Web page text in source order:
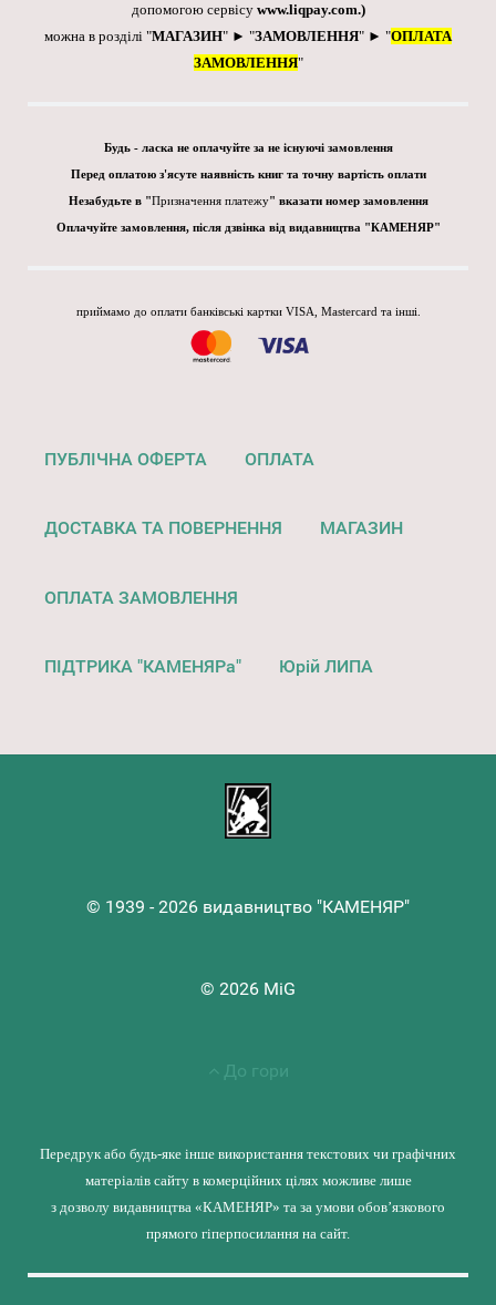
допомогою сервісу www.liqpay.com.)
можна в розділі "МАГАЗИН" ► "ЗАМОВЛЕННЯ" ► "ОПЛАТА
ЗАМОВЛЕННЯ"
Будь - ласка не оплачуйте за не існуючі замовлення
Перед оплатою з'ясуте наявність книг та точну вартість оплати
Незабудьте в "Призначення платежу" вказати номер замовлення
Оплачуйте замовлення, після дзвінка від видавництва "КАМЕНЯР"
приймамо до оплати банківські картки VISA, Mastercard та інші.
ПУБЛІЧНА ОФЕРТА ОПЛАТА
ДОСТАВКА ТА ПОВЕРНЕННЯ МАГАЗИН
ОПЛАТА ЗАМОВЛЕННЯ
ПІДТРИКА "КАМЕНЯРа" Юрій ЛИПА
© 1939 - 2026 видавництво "КАМЕНЯР"
© 2026 MiG
До гори
Передрук або будь-яке інше використання текстових чи графічних
матеріалів сайту в комерційних цілях можливе лише
з дозволу видавництва «КАМЕНЯР» та за умови обов’язкового
прямого гіперпосилання на сайт.